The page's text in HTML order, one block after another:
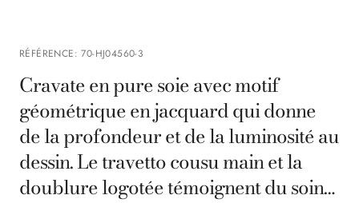
RÉFÉRENCE:70-HJ04560-3
Cravate en pure soie avec motif
géométrique en jacquard qui donne
de la profondeur et de la luminosité au
dessin. Le travetto cousu main et la
doublure logotée témoignent du soin